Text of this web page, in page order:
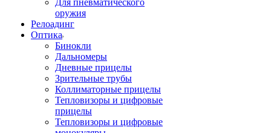
Для пневматического
оружия
Релоадинг
Оптика
Бинокли
Дальномеры
Дневные прицелы
Зрительные трубы
Коллиматорные прицелы
Тепловизоры и цифровые
прицелы
Тепловизоры и цифровые